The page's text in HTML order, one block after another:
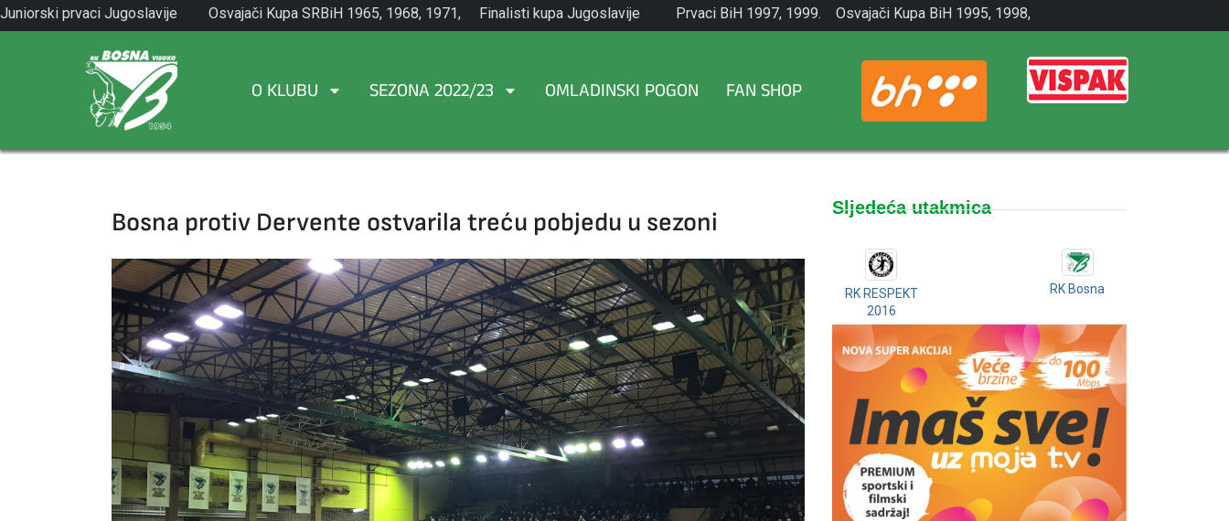
Skip
to
Juniorski prvaci Jugoslavije
1971.
Osvajači Kupa SRBiH 1965, 1968, 1971,
1982.
Finalisti kupa Jugoslavije
1965.
Prvaci BiH 1997, 1999.
Osvajači Kupa BiH 1995, 1998,
2001.
O KLUBU SEZONA 2022/23 OMLADINSKI POGON FAN SHOP
Bosna protiv Dervente ostvarila treću pobjedu u sezoni Sljedeća utakmica
RK RESPEKT
2016
RK Bosna